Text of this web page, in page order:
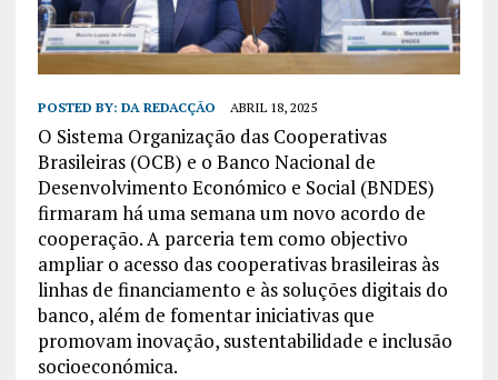
POSTED BY: DA REDACÇÃO ABRIL 18, 2025
O Sistema Organização das Cooperativas
Brasileiras (OCB) e o Banco Nacional de
Desenvolvimento Económico e Social (BNDES)
firmaram há uma semana um novo acordo de
cooperação. A parceria tem como objectivo
ampliar o acesso das cooperativas brasileiras às
linhas de financiamento e às soluções digitais do
banco, além de fomentar iniciativas que
promovam inovação, sustentabilidade e inclusão
socioeconómica.